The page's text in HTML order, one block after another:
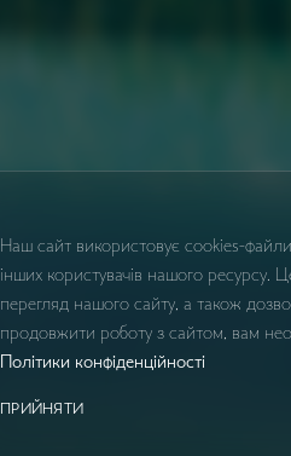
Наш сайт використовує cookies-
інших користувачів нашого ресурсу.
перегляд нашого сайту, а також
продовжити роботу з сайтом, вам
Політики конфіденційності
ПРИЙНЯТИ